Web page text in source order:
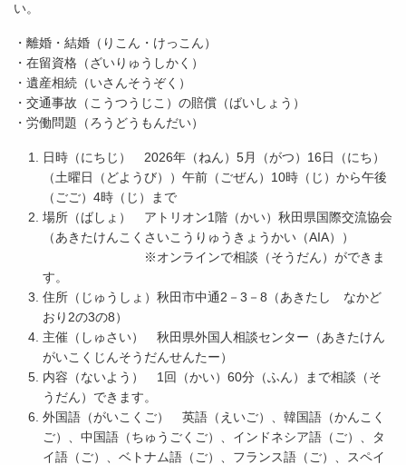
い。
・離婚・結婚（りこん・けっこん）
・在留資格（ざいりゅうしかく）
・遺産相続（いさんそうぞく）
・交通事故（こうつうじこ）の賠償（ばいしょう）
・労働問題（ろうどうもんだい）
日時（にちじ） 2026年（ねん）5月（がつ）16日（にち）
（土曜日（どようび））午前（ごぜん）10時（じ）から午後
（ごご）4時（じ）まで
場所（ばしょ） アトリオン1階（かい）秋田県国際交流協会
（あきたけんこくさいこうりゅうきょうかい（AIA））
※オンラインで相談（そうだん）ができま
す。
住所（じゅうしょ）秋田市中通2－3－8（あきたし なかど
おり2の3の8）
主催（しゅさい） 秋田県外国人相談センター（あきたけん
がいこくじんそうだんせんたー）
内容（ないよう） 1回（かい）60分（ふん）まで相談（そ
うだん）できます。
外国語（がいこくご） 英語（えいご）、韓国語（かんこく
ご）、中国語（ちゅうごくご）、インドネシア語（ご）、タ
イ語（ご）、ベトナム語（ご）、フランス語（ご）、スペイ